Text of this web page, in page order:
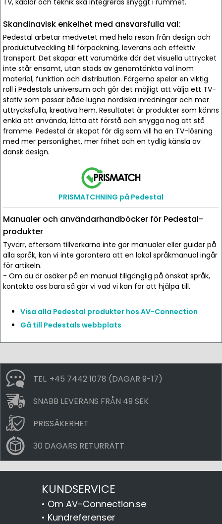
TV, kablar och teknik ska integreras snyggt i rummet.
Skandinavisk enkelhet med ansvarsfulla val:
Pedestal arbetar medvetet med hela resan från design och
produktutveckling till förpackning, leverans och effektiv
transport. Det skapar ett varumärke där det visuella uttrycket
inte står ensamt, utan stöds av genomtänkta val inom
material, funktion och distribution. Färgerna spelar en viktig
roll i Pedestals universum och gör det möjligt att välja ett TV-
stativ som passar både lugna nordiska inredningar och mer
uttrycksfulla, kreativa hem. Resultatet är produkter som känns
enkla att använda, lätta att förstå och snygga nog att stå
framme. Pedestal är skapat för dig som vill ha en TV-lösning
med mer personlighet, mer frihet och en tydlig känsla av
dansk design.
PRISMATCHNING på Pedestal
Manualer och användarhandböcker för Pedestal-
produkter
Tyvärr, eftersom tillverkarna inte gör manualer eller guider på
alla språk, kan vi inte garantera att en lokal språkmanual ingår
för artikeln.
- Om du är osäker på en manual tillgänglig på önskat språk,
kontakta oss bara så gör vi vad vi kan för att hjälpa till.
Visa alla Pedestal produkter hos AV-Connection
Gå till Pedestals webbplats
TEL. +45 7442 1078 (DAGAR 9-17)
SNABB LEVERANS FRÅN 49 SEK
PRISSÄKERHET
30 DAGARS RETURRÄTT
KUNDSERVICE
• Om AV-Connection.se
• Kundreferenser